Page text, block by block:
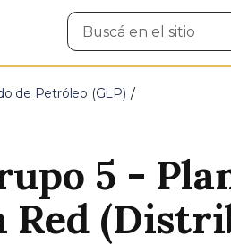
Buscar
en
de Petróleo (GLP)
5 -
Red